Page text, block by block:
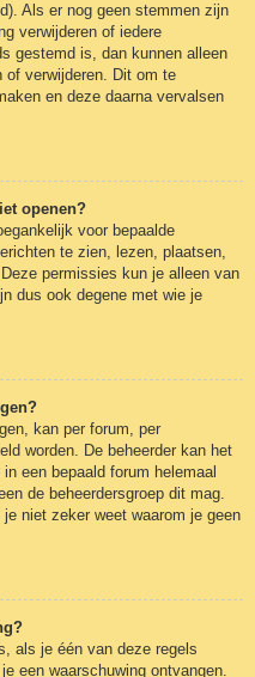
Als er nog geen stemmen zijn
verwijderen of iedere
gestemd is, dan kunnen alleen
of verwijderen. Dit om te
en deze daarna vervalsen
openen?
voor bepaalde
te zien, lezen, plaatsen,
permissies kun je alleen van
dus ook degene met wie je
kan per forum, per
worden. De beheerder kan het
een bepaald forum helemaal
de beheerdersgroep dit mag.
niet zeker weet waarom je geen
als je één van deze regels
een waarschuwing ontvangen.